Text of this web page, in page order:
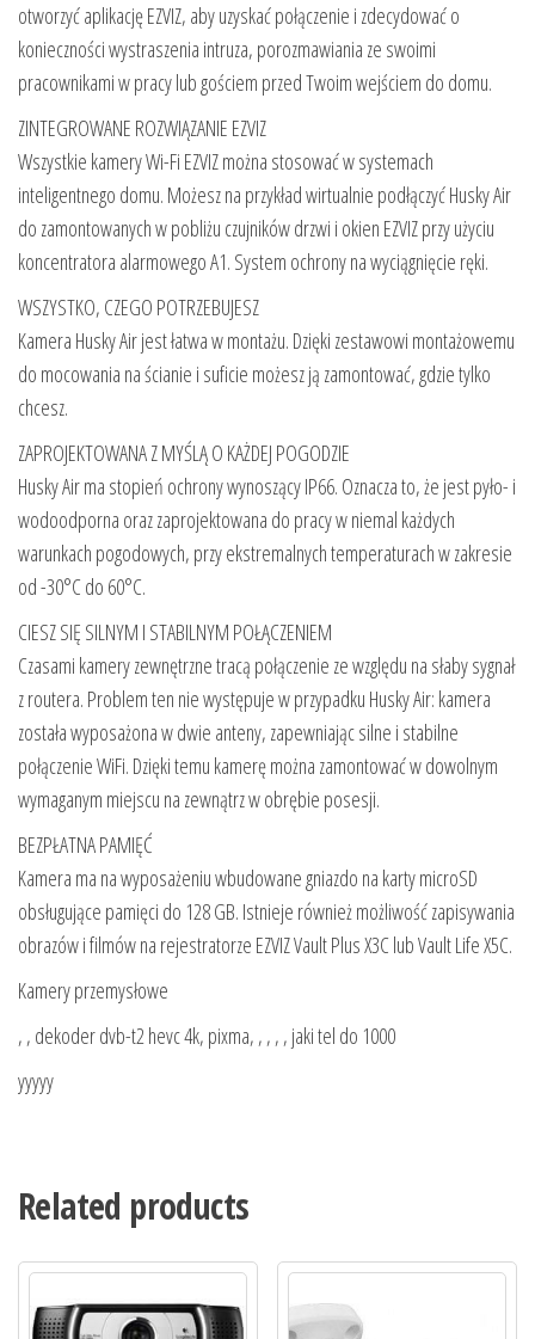
otworzyć aplikację EZVIZ, aby uzyskać połączenie i zdecydować o
konieczności wystraszenia intruza, porozmawiania ze swoimi
pracownikami w pracy lub gościem przed Twoim wejściem do domu.
ZINTEGROWANE ROZWIĄZANIE EZVIZ
Wszystkie kamery Wi-Fi EZVIZ można stosować w systemach
inteligentnego domu. Możesz na przykład wirtualnie podłączyć Husky Air
do zamontowanych w pobliżu czujników drzwi i okien EZVIZ przy użyciu
koncentratora alarmowego A1. System ochrony na wyciągnięcie ręki.
WSZYSTKO, CZEGO POTRZEBUJESZ
Kamera Husky Air jest łatwa w montażu. Dzięki zestawowi montażowemu
do mocowania na ścianie i suficie możesz ją zamontować, gdzie tylko
chcesz.
ZAPROJEKTOWANA Z MYŚLĄ O KAŻDEJ POGODZIE
Husky Air ma stopień ochrony wynoszący IP66. Oznacza to, że jest pyło- i
wodoodporna oraz zaprojektowana do pracy w niemal każdych
warunkach pogodowych, przy ekstremalnych temperaturach w zakresie
od -30°C do 60°C.
CIESZ SIĘ SILNYM I STABILNYM POŁĄCZENIEM
Czasami kamery zewnętrzne tracą połączenie ze względu na słaby sygnał
z routera. Problem ten nie występuje w przypadku Husky Air: kamera
została wyposażona w dwie anteny, zapewniając silne i stabilne
połączenie WiFi. Dzięki temu kamerę można zamontować w dowolnym
wymaganym miejscu na zewnątrz w obrębie posesji.
BEZPŁATNA PAMIĘĆ
Kamera ma na wyposażeniu wbudowane gniazdo na karty microSD
obsługujące pamięci do 128 GB. Istnieje również możliwość zapisywania
obrazów i filmów na rejestratorze EZVIZ Vault Plus X3C lub Vault Life X5C.
Kamery przemysłowe
, , dekoder dvb-t2 hevc 4k, pixma, , , , , jaki tel do 1000
yyyyy
Related products